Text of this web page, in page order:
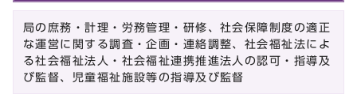
局の庶務・計理・労務管理・研修、社会保障制度の適正
な運営に関する調査・企画・連絡調整、社会福祉法によ
る社会福祉法人・社会福祉連携推進法人の認可・指導及
び監督、児童福祉施設等の指導及び監督